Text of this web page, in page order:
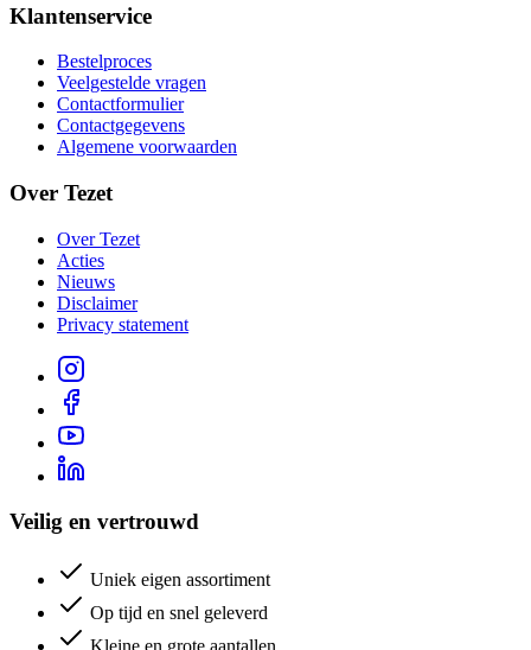
Klantenservice
Bestelproces
Veelgestelde vragen
Contactformulier
Contactgegevens
Algemene voorwaarden
Over Tezet
Over Tezet
Acties
Nieuws
Disclaimer
Privacy statement
Veilig en vertrouwd
Uniek eigen assortiment
Op tijd en snel geleverd